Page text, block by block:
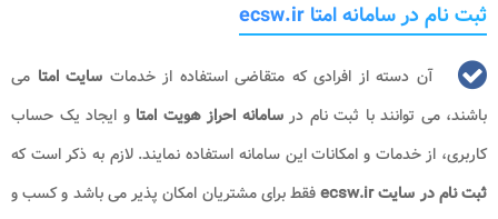
ثبت نام در سامانه امتا ecsw.ir
آن دسته از افرادی که متقاضی استفاده از خدمات سایت امتا می
باشند، می توانند با ثبت نام درسامانه احراز هویت امتاو ایجاد یک حساب
کاربری، از خدمات و امکانات این سامانه استفاده نمایند. لازم به ذکر است که
ثبت نام در سایت ecsw.ir
فقط برای مشتریان امکان پذیر می باشد و کسب و